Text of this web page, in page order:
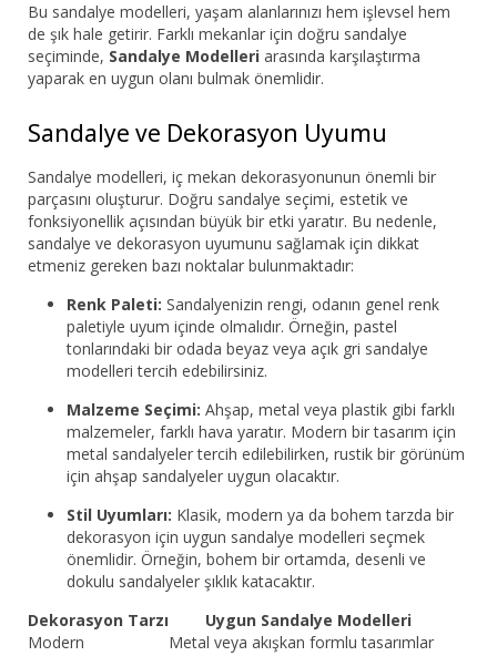
Bu sandalye modelleri, yaşam alanlarınızı hem işlevsel hem
de şık hale getirir. Farklı mekanlar için doğru sandalye
seçiminde, Sandalye Modelleri arasında karşılaştırma
yaparak en uygun olanı bulmak önemlidir.
Sandalye ve Dekorasyon Uyumu
Sandalye modelleri, iç mekan dekorasyonunun önemli bir
parçasını oluşturur. Doğru sandalye seçimi, estetik ve
fonksiyonellik açısından büyük bir etki yaratır. Bu nedenle,
sandalye ve dekorasyon uyumunu sağlamak için dikkat
etmeniz gereken bazı noktalar bulunmaktadır:
Renk Paleti: Sandalyenizin rengi, odanın genel renk
paletiyle uyum içinde olmalıdır. Örneğin, pastel
tonlarındaki bir odada beyaz veya açık gri sandalye
modelleri tercih edebilirsiniz.
Malzeme Seçimi: Ahşap, metal veya plastik gibi farklı
malzemeler, farklı hava yaratır. Modern bir tasarım için
metal sandalyeler tercih edilebilirken, rustik bir görünüm
için ahşap sandalyeler uygun olacaktır.
Stil Uyumları: Klasik, modern ya da bohem tarzda bir
dekorasyon için uygun sandalye modelleri seçmek
önemlidir. Örneğin, bohem bir ortamda, desenli ve
dokulu sandalyeler şıklık katacaktır.
Dekorasyon Tarzı
Uygun Sandalye Modelleri
Modern
Metal veya akışkan formlu tasarımlar